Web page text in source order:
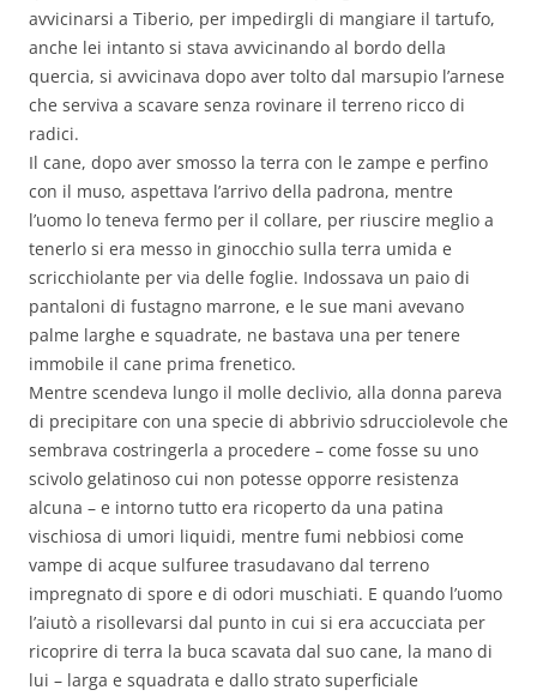
avvicinarsi a Tiberio, per impedirgli di mangiare il tartufo,
anche lei intanto si stava avvicinando al bordo della
quercia, si avvicinava dopo aver tolto dal marsupio l’arnese
che serviva a scavare senza rovinare il terreno ricco di
radici.
Il cane, dopo aver smosso la terra con le zampe e perfino
con il muso, aspettava l’arrivo della padrona, mentre
l’uomo lo teneva fermo per il collare, per riuscire meglio a
tenerlo si era messo in ginocchio sulla terra umida e
scricchiolante per via delle foglie. Indossava un paio di
pantaloni di fustagno marrone, e le sue mani avevano
palme larghe e squadrate, ne bastava una per tenere
immobile il cane prima frenetico.
Mentre scendeva lungo il molle declivio, alla donna pareva
di precipitare con una specie di abbrivio sdrucciolevole che
sembrava costringerla a procedere – come fosse su uno
scivolo gelatinoso cui non potesse opporre resistenza
alcuna – e intorno tutto era ricoperto da una patina
vischiosa di umori liquidi, mentre fumi nebbiosi come
vampe di acque sulfuree trasudavano dal terreno
impregnato di spore e di odori muschiati. E quando l’uomo
l’aiutò a risollevarsi dal punto in cui si era accucciata per
ricoprire di terra la buca scavata dal suo cane, la mano di
lui – larga e squadrata e dallo strato superficiale